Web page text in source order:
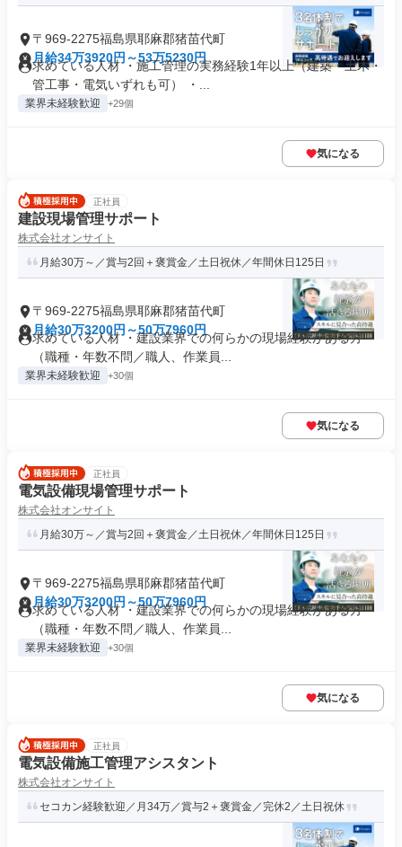
〒969-2275福島県耶麻郡猪苗代町
月給34万3920円～53万5230円
求めている人材 ・施工管理の実務経験1年以上（建築・土木・
管工事・電気いずれも可） ・...
業界未経験歓迎 +29個
気になる
正社員
建設現場管理サポート
株式会社オンサイト
月給30万～／賞与2回＋褒賞金／土日祝休／年間休日125日
〒969-2275福島県耶麻郡猪苗代町
月給30万3200円～50万7960円
求めている人材 ・建設業界での何らかの現場経験がある方
（職種・年数不問／職人、作業員...
業界未経験歓迎 +30個
気になる
正社員
電気設備現場管理サポート
株式会社オンサイト
月給30万～／賞与2回＋褒賞金／土日祝休／年間休日125日
〒969-2275福島県耶麻郡猪苗代町
月給30万3200円～50万7960円
求めている人材 ・建設業界での何らかの現場経験がある方
（職種・年数不問／職人、作業員...
業界未経験歓迎 +30個
気になる
正社員
電気設備施工管理アシスタント
株式会社オンサイト
セコカン経験歓迎／月34万／賞与2＋褒賞金／完休2／土日祝休